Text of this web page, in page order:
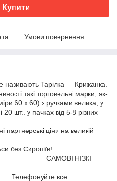
Купити
Умови повернення
називають Тарілка — Крижанка.
такі торговельні марки, як-
60 х 60) з ручками велика, у
шт., у пачках від 5-8 різних
ціни на великій
з Польси без Сиропіїв!
НІЗКІ
все